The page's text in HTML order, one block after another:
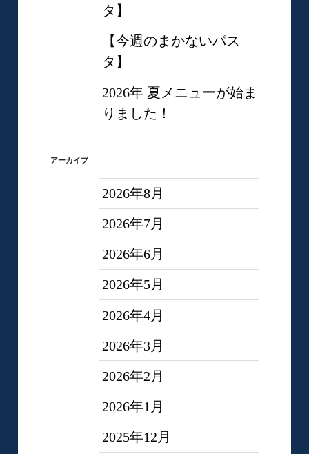
タ】
【今週のまかないパス
タ】
2026年 夏メニューが始ま
りました！
アーカイブ
2026年8月
2026年7月
2026年6月
2026年5月
2026年4月
2026年3月
2026年2月
2026年1月
2025年12月